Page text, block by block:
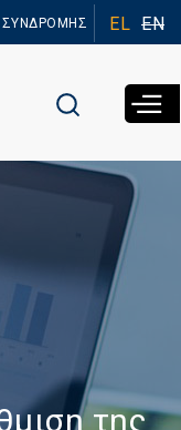
EL EN
της